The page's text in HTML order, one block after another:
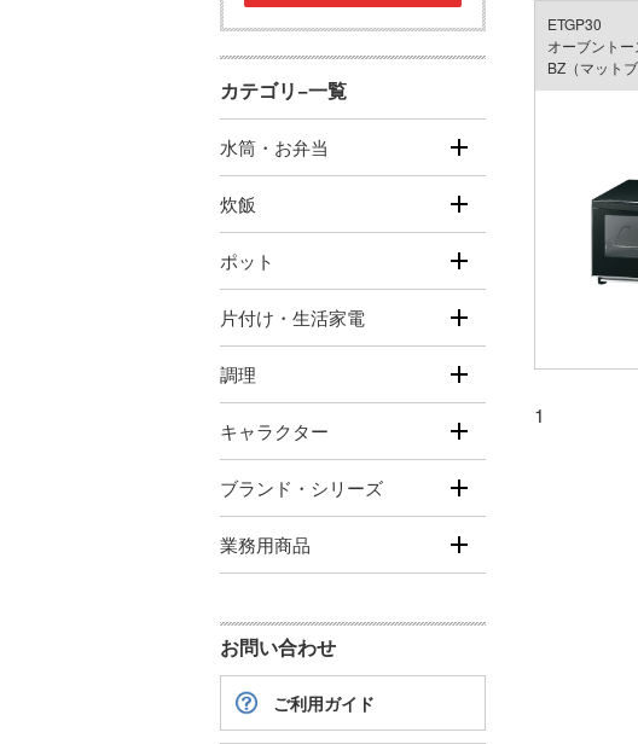
ETGP30
オーブントー
BZ（マットブ
1
カテゴリ−一覧
水筒・お弁当
炊飯
ポット
片付け・生活家電
調理
キャラクター
ブランド・シリーズ
業務用商品
お問い合わせ
ご利用ガイド